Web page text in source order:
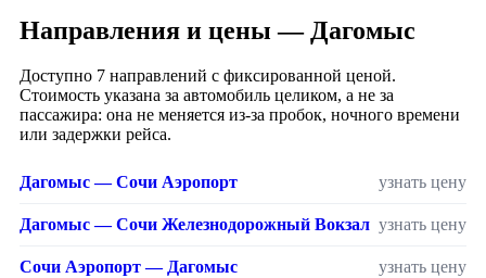
Направления и цены — Дагомыс
Доступно 7 направлений с фиксированной ценой.
Стоимость указана за автомобиль целиком, а не за
пассажира: она не меняется из-за пробок, ночного времени
или задержки рейса.
Дагомыс — Сочи Аэропорт узнать цену
Дагомыс — Сочи Железнодорожный Вокзал узнать цену
Сочи Аэропорт — Дагомыс узнать цену